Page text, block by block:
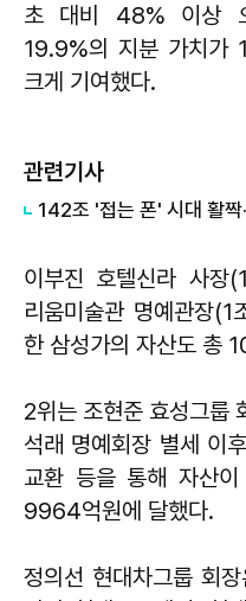
초 대비 48% 이상
19.9%의 지분 가치가
크게 기여했다.
관련기사
142조 '접는 폰' 시대 활짝
이부진 호텔신라 사장
리움미술관 명예관장
한 삼성가의 자산도 총
2위는 조현준 효성그룹
석래 명예회장 별세 이
교환 등을 통해 자산
9964억원에 달했다.
정의선 현대차그룹 회